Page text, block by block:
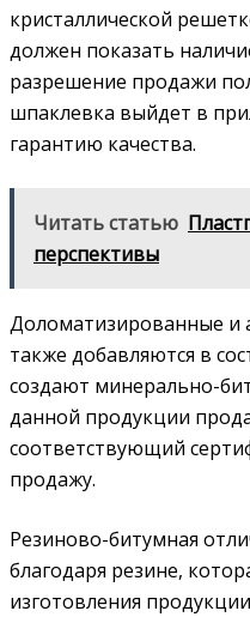
кристаллической
должен показать
разрешение продажи
шпаклевка выйдет в
гарантию качества.
Читать статью
перспективы
Доломатизированные и
также добавляются в
создают минерально-
данной продукции
соответствующий
продажу.
Резиново-битумная
благодаря резине,
изготовления